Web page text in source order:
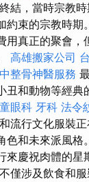
結，當時宗教
約束的宗教時期
用真正的聚會，
高雄搬家公司
整骨神醫服務
丑和動物等經典
眼科 牙科 法令
流行文化服裝正
色和未來派風格
來慶祝肉體的星
僅涉及飲食和